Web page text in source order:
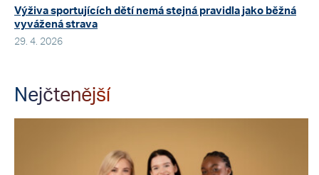
Výživa sportujících dětí nemá stejná pravidla jako běžná
vyvážená strava
29. 4. 2026
Nejčtenější